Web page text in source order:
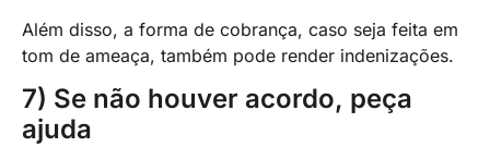
Além disso, a forma de cobrança, caso seja feita em
tom de ameaça, também pode render indenizações.
7) Se não houver acordo, peça
ajuda